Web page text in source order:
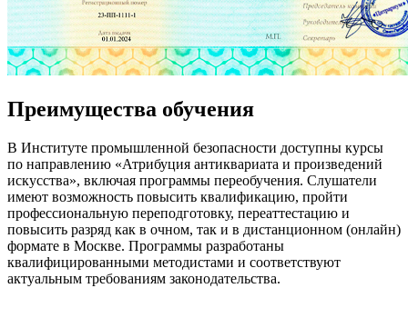
Преимущества обучения
В Институте промышленной безопасности доступны курсы
по направлению «Атрибуция антиквариата и произведений
искусства», включая программы переобучения. Слушатели
имеют возможность повысить квалификацию, пройти
профессиональную переподготовку, переаттестацию и
повысить разряд как в очном, так и в дистанционном (онлайн)
формате в Москве. Программы разработаны
квалифицированными методистами и соответствуют
актуальным требованиям законодательства.